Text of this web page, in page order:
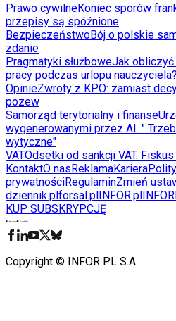
Prawo cywilneKoniec sporów
przepisy są spóźnione
BezpieczeństwoBój o polskie
zdanie
Pragmatyki służboweJak obliczyć
pracy podczas urlopu nauczyciela?
OpinieZwroty z KPO: zamiast
pozew
Samorząd terytorialny i finanse
wygenerowanymi przez AI. "
wytyczne"
VATOdsetki od sankcji VAT.
KontaktO nasReklamaKariera
prywatnościRegulaminZmień
dziennik.plforsal.plINFOR.pl
KUP SUBSKRYPCJĘ
Copyright © INFOR PL S.A.